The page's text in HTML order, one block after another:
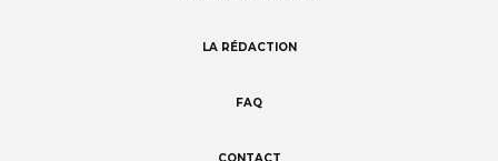
LA RÉDACTION
FAQ